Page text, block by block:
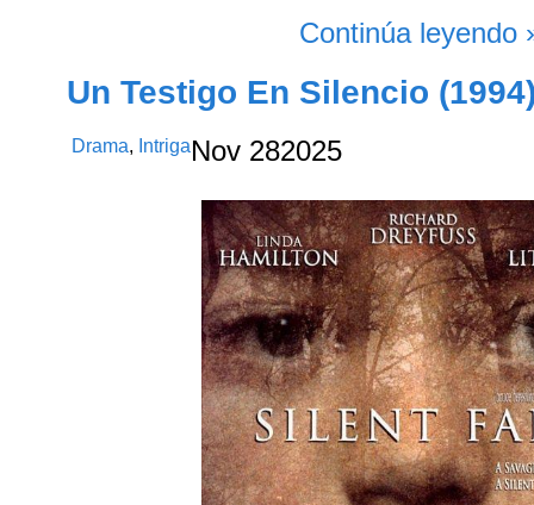
Continúa leyendo
Un Testigo En Silencio
Drama, IntrigaNov 282025